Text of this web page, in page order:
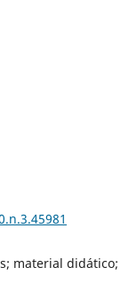
material didático;